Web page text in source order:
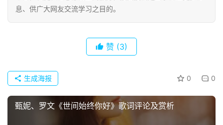
首
页
息、供广大网友交流学习之目的。
赞 (3)
0 0
生成海报
甄妮、罗文《世间始终你好》歌词评论及赏析